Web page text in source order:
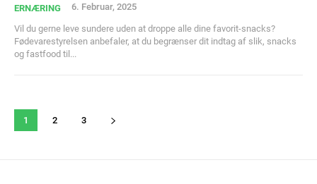
ERNÆRING 6. Februar, 2025
Vil du gerne leve sundere uden at droppe alle dine favorit-snacks?
Fødevarestyrelsen anbefaler, at du begrænser dit indtag af slik, snacks
og fastfood til...
1 2 3